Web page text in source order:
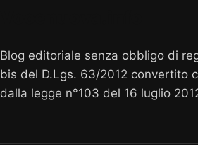
Blog editoriale senza obbligo di
bis del D.Lgs. 63/2012 convertito
dalla legge n°103 del 16 luglio